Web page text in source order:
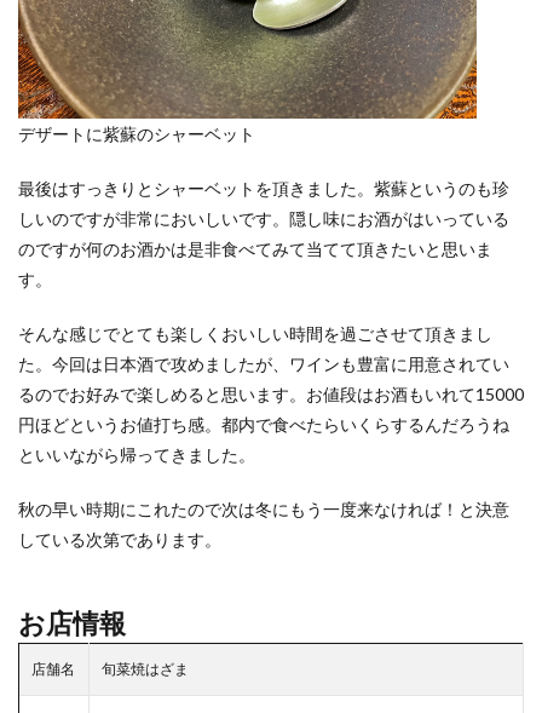
デザートに紫蘇のシャーベット
最後はすっきりとシャーベットを頂きました。紫蘇というのも珍
しいのですが非常においしいです。隠し味にお酒がはいっている
のですが何のお酒かは是非食べてみて当てて頂きたいと思いま
す。
そんな感じでとても楽しくおいしい時間を過ごさせて頂きまし
た。今回は日本酒で攻めましたが、ワインも豊富に用意されてい
るのでお好みで楽しめると思います。お値段はお酒もいれて15000
円ほどというお値打ち感。都内で食べたらいくらするんだろうね
といいながら帰ってきました。
秋の早い時期にこれたので次は冬にもう一度来なければ！と決意
している次第であります。
お店情報
店舗名 旬菜焼はざま